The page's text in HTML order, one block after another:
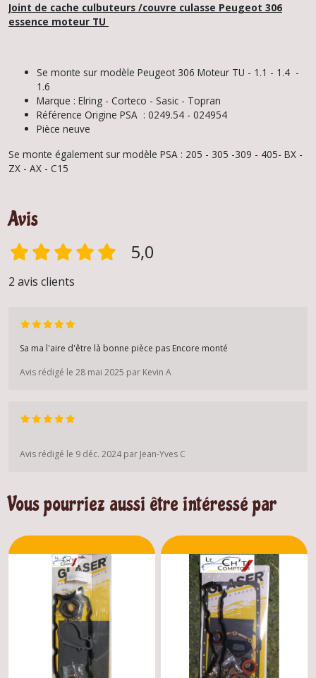
Joint de cache culbuteurs /couvre culasse Peugeot 306
essence moteur TU
Se monte sur modèle Peugeot 306 Moteur TU - 1.1 - 1.4 -
1.6
Marque : Elring - Corteco - Sasic - Topran
Référence Origine PSA : 0249.54 - 024954
Pièce neuve
Se monte également sur modèle PSA : 205 - 305 -309 - 405- BX -
ZX - AX - C15
Avis
5,0
2 avis clients
Sa ma l'aire d'être là bonne pièce pas Encore monté
Avis rédigé le 28 mai 2025 par Kevin A
Avis rédigé le 9 déc. 2024 par Jean-Yves C
Vous pourriez aussi être intéressé par